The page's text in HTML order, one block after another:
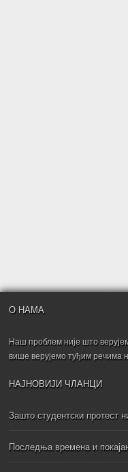
О НАМА
Наш проблем није што
више верујемо туђим речима
НАЈНОВИЈИ ЧЛАНЦИ
Зашто студентски протест
Последња времена и